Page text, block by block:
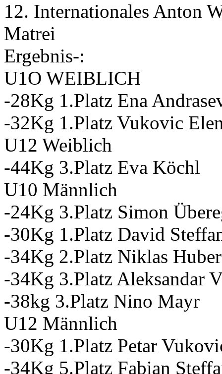
12. Internationales Anton
Matrei
Ergebnis-:
U1O WEIBLICH
-28Kg 1.Platz Ena
-32Kg 1.Platz Vukovic
U12 Weiblich
-44Kg 3.Platz Eva Köchl
U10 Männlich
-24Kg 3.Platz Simon
-30Kg 1.Platz David
-34Kg 2.Platz Niklas Huber
-34Kg 3.Platz Aleksandar
-38kg 3.Platz Nino Mayr
U12 Männlich
-30Kg 1.Platz Petar
-34Kg 5.Platz Fabian